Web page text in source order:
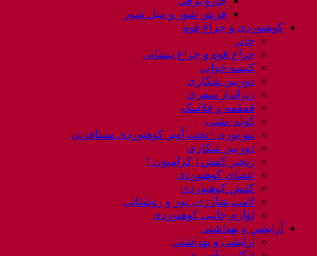
فرش شور و مبل شور
کوهنوردی و چراغ قوه
چادر
چراغ قوه و چراغ پیشانی
کیسه خواب
دوربین شکاری
زیرانداز سفری
قمقمه و فلاسک
کوله پشتی
ننو توری / تخت آویز کوهنوردی مسافرتی
دوربین شکاری
زنجیر کفش ( کرامپون )
عصای کوهنوردی
کفش کوهنوردی
لامپ شارژی، نور و روشنایی
لوازم جانبی کوهنوردی
آرایشی و بهداشتی
آرایشی و بهداشتی